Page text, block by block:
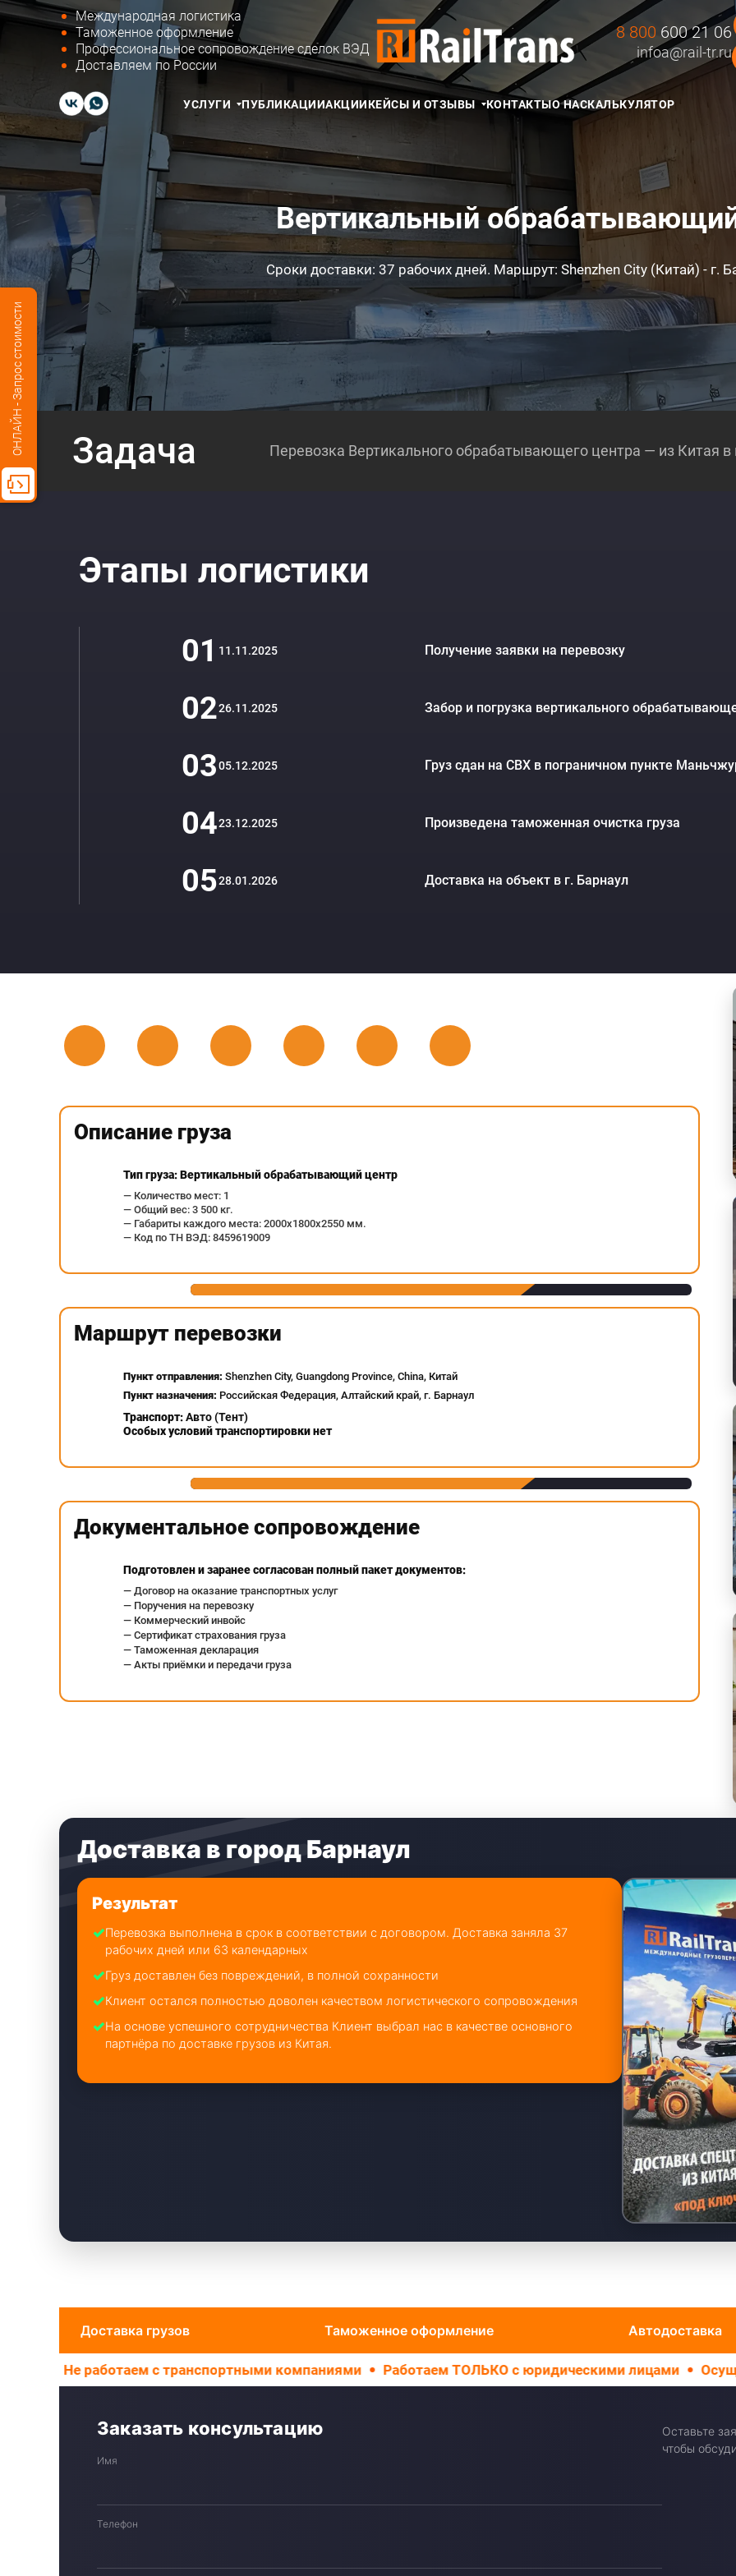
Международная логистика
Таможенное оформление
Профессиональное сопровождение сделок ВЭД
Доставляем по России
8 800 600 21 06
infoa@rail-tr.ru
УСЛУГИ ПУБЛИКАЦИИАКЦИИКЕЙСЫ И ОТЗЫВЫ КОНТАКТЫО НАСКАЛЬКУЛЯТОР
Вертикальный
Сроки доставки: 37 рабочих дней. Маршрут: Shenzhen City (Китай) - г.
Задача Перевозка Вертикального обрабатывающего центра — из Китая в
Этапы логистики
01 11.11.2025 Получение заявки на перевозку
0226.11.2025 Забор и погрузка вертикального
0305.12.2025 Груз сдан на СВХ в пограничном пункте
0423.12.2025 Произведена таможенная очистка груза
0528.01.2026 Доставка на объект в г. Барнаул
Описание груза
Тип груза: Вертикальный обрабатывающий центр
— Количество мест: 1
— Общий вес: 3 500 кг.
— Габариты каждого места: 2000х1800х2550 мм.
— Код по ТН ВЭД: 8459619009
Маршрут перевозки
Пункт отправления: Shenzhen City, Guangdong Province, China, Китай
Пункт назначения: Российская Федерация, Алтайский край, г. Барнаул
Транспорт:Авто (Тент)
Особых условий транспортировки нет
Документальное сопровождение
Подготовлен и заранее согласован полный пакет документов:
— Договор на оказание транспортных услуг
— Поручения на перевозку
— Коммерческий инвойс
— Сертификат страхования груза
— Таможенная декларация
— Акты приёмки и передачи груза
Доставка в город Барнаул
Результат
✓Перевозка выполнена в срок в соответствии с договором. Доставка заняла 37
рабочих дней или 63 календарных
✓Груз доставлен без повреждений, в полной сохранности
✓Клиент остался полностью доволен качеством логистического сопровождения
✓На основе успешного сотрудничества Клиент выбрал нас в качестве основного
партнёра по доставке грузов из Китая.
Доставка грузов Таможенное оформление Автодоставка
с транспортными компаниями Работаем ТОЛЬКО с юридическими лицами Осуществляем
Заказать консультацию
Имя
Телефон
Оставьте
чтобы